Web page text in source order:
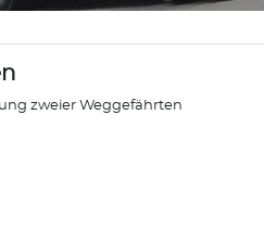
zweier Weggefährten